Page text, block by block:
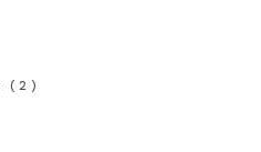
(2)